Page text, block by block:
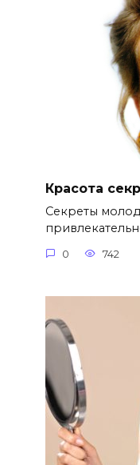
Красота
Секреты
0 742